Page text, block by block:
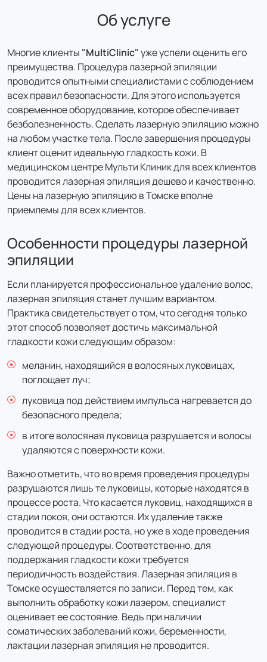
Лазерная эпиляция: Ареолы соска - мужчины
(20 минут)
800 ₽
696 ₽
цена с налоговым вычетом
Лазерная эпиляция: Бакенбарды - мужчины (20
минут)
1 500 ₽
Лазерная эпиляция: Бакенбарды- женщины (20
1 200 ₽
1 044 ₽
цена с налоговым вычетом
цена с налоговым вычетом
Лазерная эпиляция: Бёдра - мужчины
3 567 ₽
цена с налоговым вычетом
Лазерная эпиляция: Белая линия живота
(дорожка) - мужчины (20 минут)
1 200 ₽
цена с налоговым вычетом
Лазерная эпиляция: Белая линия живота
(дорожка) женщины (20 минут)
Об услуге
Многие клиенты "MultiClinic"уже успели оценить его
преимущества. Процедура лазерной эпиляции
проводится опытными специалистами с соблюдением
всех правил безопасности. Для этого используется
современное оборудование, которое обеспечивает
безболезненность. Сделать лазерную эпиляцию можно
на любом участке тела. После завершения процедуры
клиент оценит идеальную гладкость кожи. В
медицинском центре Мульти Клиник для всех клиентов
проводится лазерная эпиляция дешево и качественно.
Цены на лазерную эпиляцию в Томске вполне
приемлемы для всех клиентов.
Особенности процедуры лазерной
эпиляции
Если планируется профессиональное удаление волос,
лазерная эпиляция станет лучшим вариантом.
Практика свидетельствует о том, что сегодня только
этот способ позволяет достичь максимальной
гладкости кожи следующим образом:
меланин, находящийся в волосяных луковицах,
поглощает луч;
луковица под действием импульса нагревается до
безопасного предела;
в итоге волосяная луковица разрушается и волосы
удаляются с поверхности кожи.
Важно отметить, что во время проведения процедуры
разрушаются лишь те луковицы, которые находятся в
процессе роста. Что касается луковиц, находящихся в
стадии покоя, они остаются. Их удаление также
проводится в стадии роста, но уже в ходе проведения
следующей процедуры. Соответственно, для
поддержания гладкости кожи требуется
периодичность воздействия. Лазерная эпиляция в
Томске осуществляется по записи. Перед тем, как
выполнить обработку кожи лазером, специалист
оценивает ее состояние. Ведь при наличии
соматических заболеваний кожи, беременности,
лактации лазерная эпиляция не проводится.